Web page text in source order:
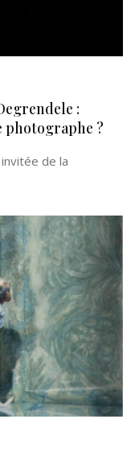
:
photographe ?
de la